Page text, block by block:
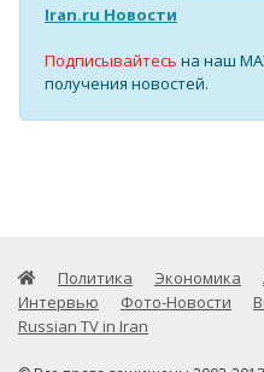
Iran.ru Новости
Подписывайтесь на наш
получения новостей.
Политика Экономика
Интервью
Фото-Новости
Russian TV in Iran